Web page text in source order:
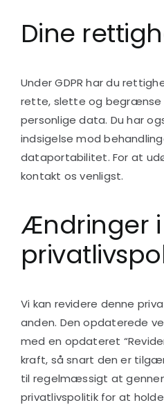
Dine
Under GDPR har du
rette, slette og begrænse
personlige data. Du har
indsigelse mod
dataportabilitet. For at
kontakt os venligst.
Ændringer
Vi kan revidere denne
anden. Den opdaterede
med en opdateret
kraft, så snart den er
til regelmæssigt at
privatlivspolitik for at